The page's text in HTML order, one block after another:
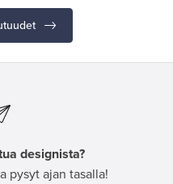
designista?
pysyt ajan tasalla!